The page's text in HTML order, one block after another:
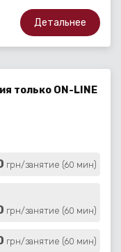
Детальнее
только ON-LINE
грн/занятие (60 мин)
грн/занятие (60 мин)
грн/занятие (60 мин)